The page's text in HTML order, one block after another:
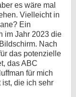
es wäre mal
Vielleicht in
Ein
im Jahr 2023 die
Nach
das potenzielle
das ABC
für mich
die ich sehr